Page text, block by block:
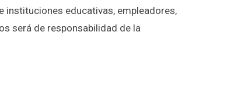
instituciones educativas, empleadores,
será de responsabilidad de la